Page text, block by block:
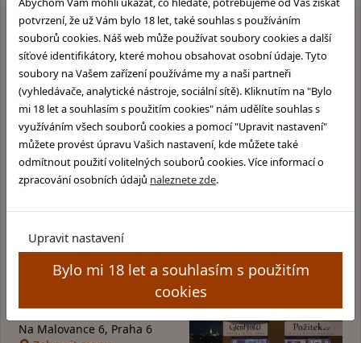
potvrzení, že už Vám bylo 18 let, také souhlas s používáním
souborů cookies. Náš web může používat soubory cookies a další
síťové identifikátory, které mohou obsahovat osobní údaje. Tyto
soubory na Vašem zařízení používáme my a naši partneři
(vyhledávače, analytické nástroje, sociální sítě). Kliknutím na "Bylo
mi 18 let a souhlasím s použitím cookies" nám udělíte souhlas s
využíváním všech souborů cookies a pomocí "Upravit nastavení"
můžete provést úpravu Vašich nastavení, kde můžete také
odmítnout použití volitelných souborů cookies. Více informací o
zpracování osobních údajů naleznete zde.
Upravit nastavení
Bylo mi 18 let a souhlasím s použitím
cookies
Pročnakupovat u nás?
Rychlé a bezpečné dodání
Dárky k nákupu, fan shop
Velký výběr skladem
Kamenná prodejna v Praze
Glentyno Whisky Shop
Na Malovance 6, Praha 6